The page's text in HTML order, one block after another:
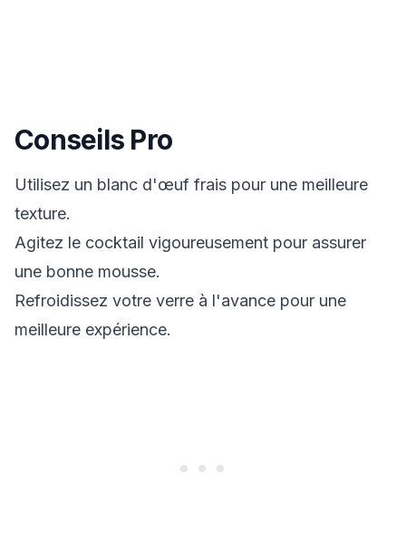
Conseils Pro
Utilisez un blanc d'œuf frais pour une meilleure
texture.
Agitez le cocktail vigoureusement pour assurer
une bonne mousse.
Refroidissez votre verre à l'avance pour une
meilleure expérience.